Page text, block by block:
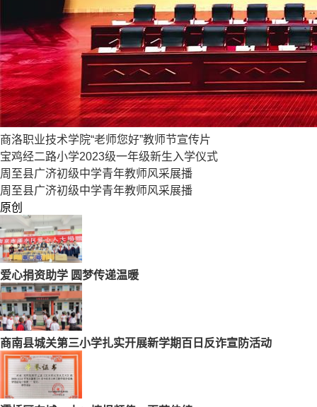
商洛职业技术学院“老师您好”教师节宣传片
宝鸡经二路小学2023级一年级新生入学仪式
周至县广济初级中学青年教师风采展播
周至县广济初级中学青年教师风采展播
原创
爱心捐资助学 圆梦传递温暖
商南县城关第三小学扎实开展新学期百日反诈宣防活动